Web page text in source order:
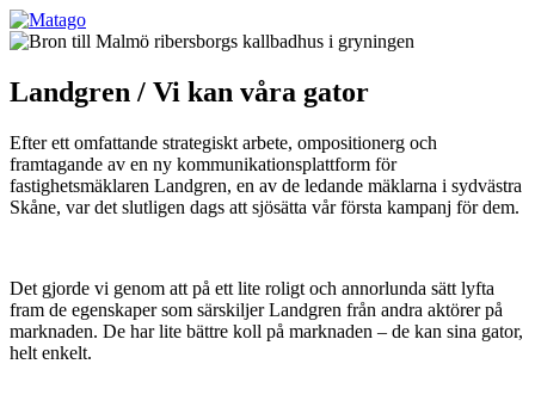
Landgren / Vi kan våra gator
Efter ett omfattande strategiskt arbete, ompositionerg och
framtagande av en ny kommunikationsplattform för
fastighetsmäklaren Landgren, en av de ledande mäklarna i sydvästra
Skåne, var det slutligen dags att sjösätta vår första kampanj för dem.
Det gjorde vi genom att på ett lite roligt och annorlunda sätt lyfta
fram de egenskaper som särskiljer Landgren från andra aktörer på
marknaden. De har lite bättre koll på marknaden – de kan sina gator,
helt enkelt.